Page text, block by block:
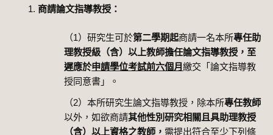
商請論文指導教授：
（1）研究生可於第二學期起商請一名本所專任助
理教授級（含）以上教師擔任論文指導教授，至
遲應於申請學位考試前六個月繳交「論文指導教
授同意書」。
（2）本所研究生論文指導教授，除本所專任教師
以外，如欲商請其他性別研究相關且具助理教授
（含）以上資格之教師， 需提出符合至少下列條